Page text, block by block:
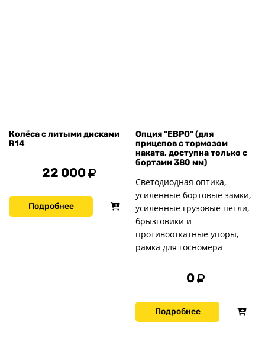
Колёса с литыми дисками
R14
22 000
Подробнее
Опция "ЕВРО" (для
прицепов с тормозом
наката, доступна только с
бортами 380 мм)
Светодиодная оптика,
усиленные бортовые замки,
усиленные грузовые петли,
брызговики и
противооткатные упоры,
рамка для госномера
0
Подробнее